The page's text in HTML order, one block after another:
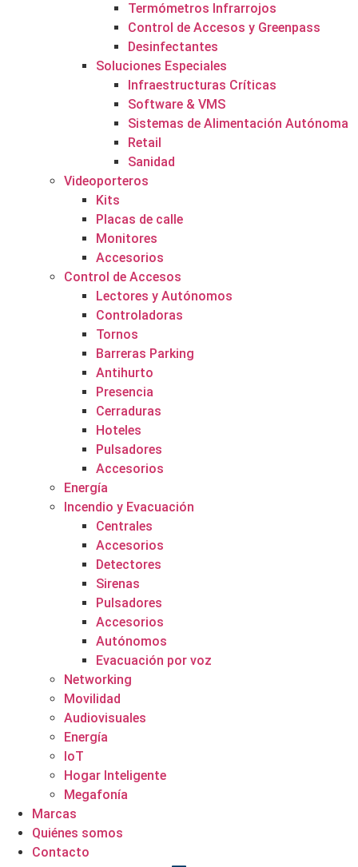
Termómetros Infrarrojos
Control de Accesos y Greenpass
Desinfectantes
Soluciones Especiales
Infraestructuras Críticas
Software & VMS
Sistemas de Alimentación Autónoma
Retail
Sanidad
Videoporteros
Kits
Placas de calle
Monitores
Accesorios
Control de Accesos
Lectores y Autónomos
Controladoras
Tornos
Barreras Parking
Antihurto
Presencia
Cerraduras
Hoteles
Pulsadores
Accesorios
Energía
Incendio y Evacuación
Centrales
Accesorios
Detectores
Sirenas
Pulsadores
Accesorios
Autónomos
Evacuación por voz
Networking
Movilidad
Audiovisuales
Energía
IoT
Hogar Inteligente
Megafonía
Marcas
Quiénes somos
Contacto